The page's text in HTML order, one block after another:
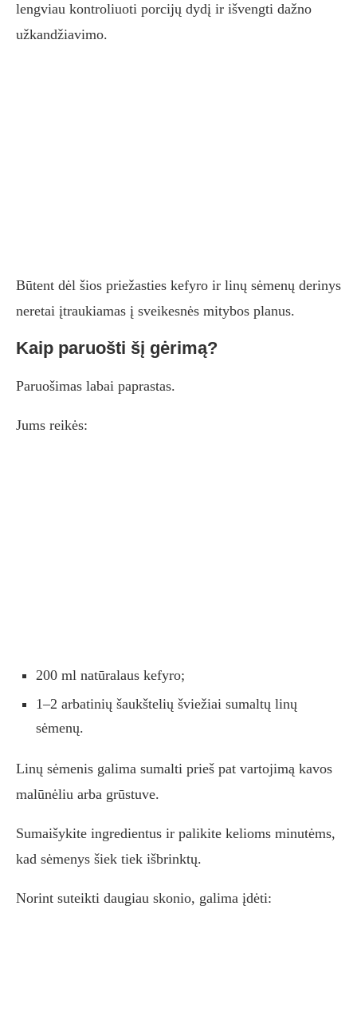
lengviau kontroliuoti porcijų dydį ir išvengti dažno
užkandžiavimo.
Būtent dėl šios priežasties kefyro ir linų sėmenų derinys
neretai įtraukiamas į sveikesnės mitybos planus.
Kaip paruošti šį gėrimą?
Paruošimas labai paprastas.
Jums reikės:
200 ml natūralaus kefyro;
1–2 arbatinių šaukštelių šviežiai sumaltų linų
sėmenų.
Linų sėmenis galima sumalti prieš pat vartojimą kavos
malūnėliu arba grūstuve.
Sumaišykite ingredientus ir palikite kelioms minutėms,
kad sėmenys šiek tiek išbrinktų.
Norint suteikti daugiau skonio, galima įdėti: